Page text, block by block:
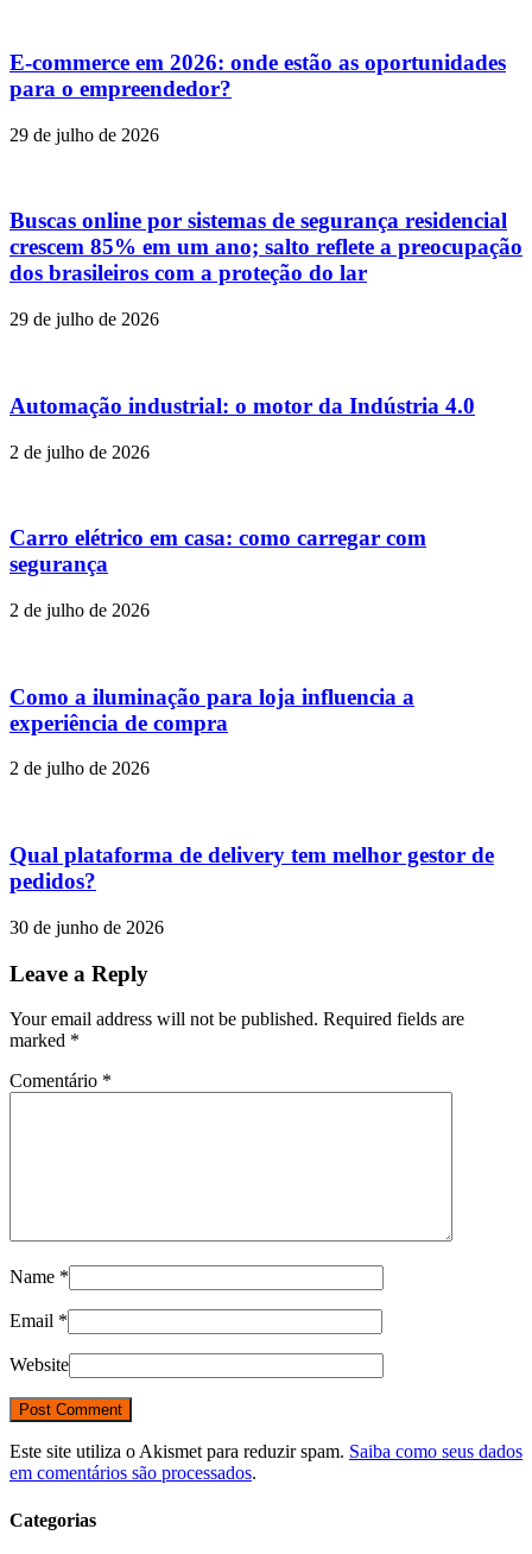
E-commerce em 2026: onde estão as oportunidades
para o empreendedor?
29 de julho de 2026
Buscas online por sistemas de segurança residencial
crescem 85% em um ano; salto reflete a preocupação
dos brasileiros com a proteção do lar
29 de julho de 2026
Automação industrial: o motor da Indústria 4.0
2 de julho de 2026
Carro elétrico em casa: como carregar com
segurança
2 de julho de 2026
Como a iluminação para loja influencia a
experiência de compra
2 de julho de 2026
Qual plataforma de delivery tem melhor gestor de
pedidos?
30 de junho de 2026
Leave a Reply
Your email address will not be published. Required fields are
marked *
Comentário *
Name *
Email *
Website
Este site utiliza o Akismet para reduzir spam. Saiba como seus dados
em comentários são processados.
Categorias